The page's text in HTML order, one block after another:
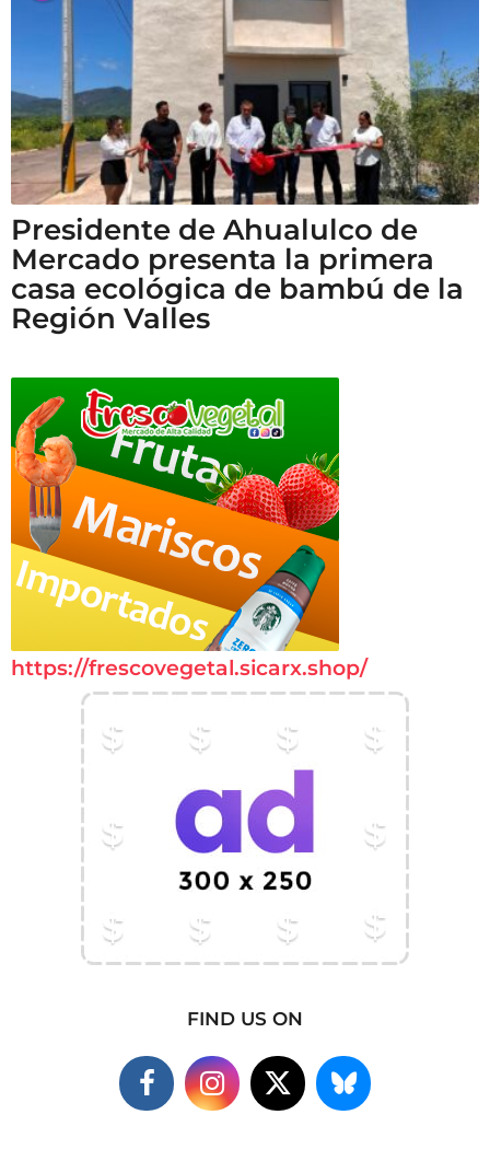
Presidente de Ahualulco de
Mercado presenta la primera
casa ecológica de bambú de la
Región Valles
https://frescovegetal.sicarx.shop/
FIND US ON